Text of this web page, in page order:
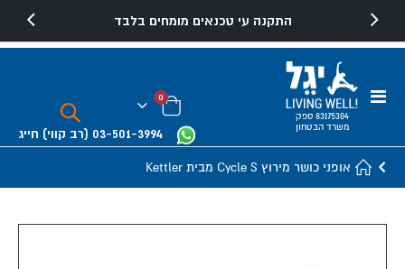
התקנה עי טכנאים מומחים בלבד
Toggle
83175304 ספק
משרד הבטחון
03-501-3994 (רב קווי) חייג
Cart
0פריטים
אופני כושר מירוץ Cycle S מבית Kettler